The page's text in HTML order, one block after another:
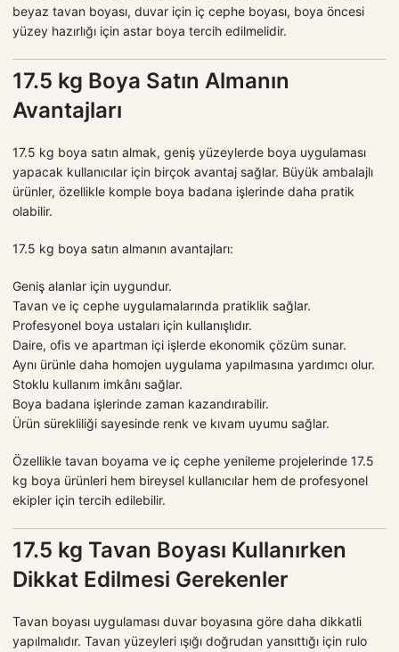
beyaz tavan boyası, duvar için iç cephe boyası, boya öncesi
yüzey hazırlığı için astar boya tercih edilmelidir.
17.5 kg Boya Satın Almanın
Avantajları
17.5 kg boya satın almak, geniş yüzeylerde boya uygulaması
yapacak kullanıcılar için birçok avantaj sağlar. Büyük ambalajlı
ürünler, özellikle komple boya badana işlerinde daha pratik
olabilir.
17.5 kg boya satın almanın avantajları:
Geniş alanlar için uygundur.
Tavan ve iç cephe uygulamalarında pratiklik sağlar.
Profesyonel boya ustaları için kullanışlıdır.
Daire, ofis ve apartman içi işlerde ekonomik çözüm sunar.
Aynı ürünle daha homojen uygulama yapılmasına yardımcı olur.
Stoklu kullanım imkânı sağlar.
Boya badana işlerinde zaman kazandırabilir.
Ürün sürekliliği sayesinde renk ve kıvam uyumu sağlar.
Özellikle tavan boyama ve iç cephe yenileme projelerinde 17.5
kg boya ürünleri hem bireysel kullanıcılar hem de profesyonel
ekipler için tercih edilebilir.
17.5 kg Tavan Boyası Kullanırken
Dikkat Edilmesi Gerekenler
Tavan boyası uygulaması duvar boyasına göre daha dikkatli
yapılmalıdır. Tavan yüzeyleri ışığı doğrudan yansıttığı için rulo